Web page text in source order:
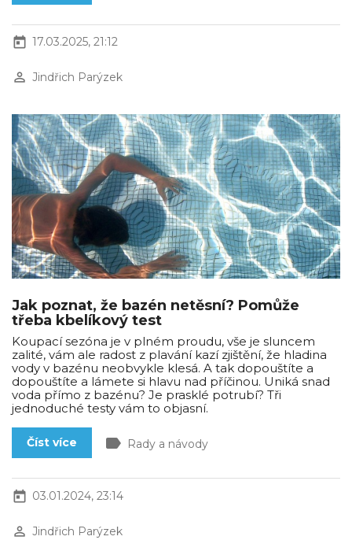
today 17.03.2025, 21:12
perm_identity Jindřich Parýzek
Jak poznat, že bazén netěsní? Pomůže
třeba kbelíkový test
Koupací sezóna je v plném proudu, vše je sluncem
zalité, vám ale radost z plavání kazí zjištění, že hladina
vody v bazénu neobvykle klesá. A tak dopouštíte a
dopouštíte a lámete si hlavu nad příčinou. Uniká snad
voda přímo z bazénu? Je prasklé potrubí? Tři
jednoduché testy vám to objasní.
Číst více label Rady a návody
today 03.01.2024, 23:14
perm_identity Jindřich Parýzek